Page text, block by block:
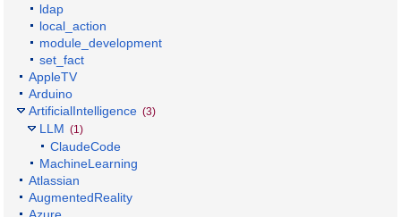
ldap
local_action
module_development
set_fact
AppleTV
Arduino
ArtificialIntelligence (3)
LLM (1)
ClaudeCode
MachineLearning
Atlassian
AugmentedReality